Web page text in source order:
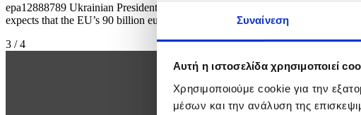
Συναίνεση
Αυτή η ιστοσελίδα χρησιμοποιεί
Χρησιμοποιούμε cookie για την
μέσων και την ανάλυση της
epa12888789 Ukrainian President Volodymyr Zelensky attends a press
expects that the EU’s 90 billion euro loan package for Ukraine will be
3 / 4